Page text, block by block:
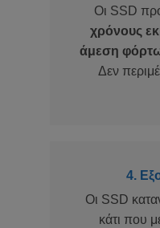
Οι SSD
χρόνους
άμεση
Δεν
4.
Οι SSD
κάτι που